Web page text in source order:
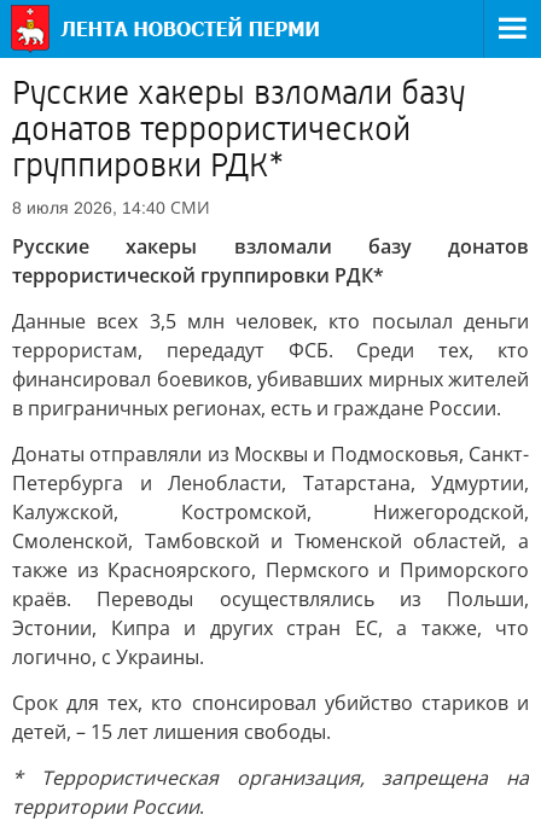
Русские хакеры взломали базу
донатов террористической
группировки РДК*
8 июля 2026, 14:40 СМИ
Русские хакеры взломали базу донатов
террористической группировки РДК*
Данные всех 3,5 млн человек, кто посылал деньги
террористам, передадут ФСБ. Среди тех, кто
финансировал боевиков, убивавших мирных жителей
в приграничных регионах, есть и граждане России.
Донаты отправляли из Москвы и Подмосковья, Санкт-
Петербурга и Ленобласти, Татарстана, Удмуртии,
Калужской, Костромской, Нижегородской,
Смоленской, Тамбовской и Тюменской областей, а
также из Красноярского, Пермского и Приморского
краёв. Переводы осуществлялись из Польши,
Эстонии, Кипра и других стран ЕС, а также, что
логично, с Украины.
Срок для тех, кто спонсировал убийство стариков и
детей, – 15 лет лишения свободы.
* Террористическая организация, запрещена на
территории России.